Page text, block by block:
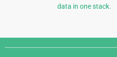
data in one stack.
Django